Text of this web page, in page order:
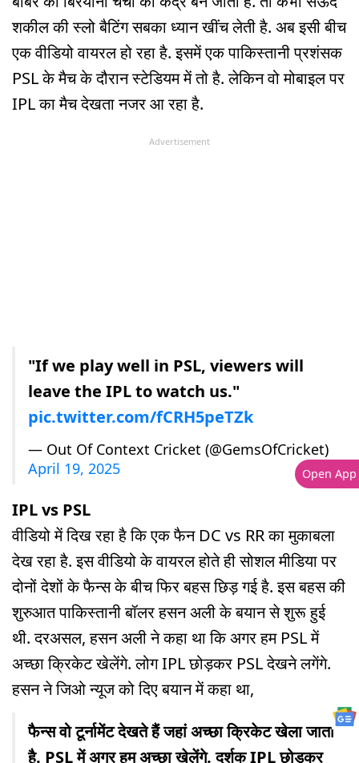
शकील की स्लो बैटिंग सबका ध्यान खींच लेती है. अब इसी बीच
एक वीड‍ियो वायरल हो रहा है. इसमें एक पाकिस्तानी प्रशंसक
PSL के मैच के दौरान स्टेड‍ियम में तो है. लेक‍िन वो मोबाइल पर
IPL का मैच देखता नजर आ रहा है.
Advertisement
"If we play well in PSL, viewers will
leave the IPL to watch us."
pic.twitter.com/fCRH5peTZk
— Out Of Context Cricket (@GemsOfCricket)
April 19, 2025
IPL vs PSL
वीडियो में दिख रहा है क‍ि एक फैन DC vs RR का मुकाबला
देख रहा है. इस वीड‍ियो के वायरल होते ही सोशल मीड‍िया पर
दोनों देशों के फैन्स के बीच फि‍र बहस छिड़ गई है. इस बहस की
शुरुआत पाकिस्तानी बॉलर हसन अली के बयान से शुरू हुई
थी. दरअसल, हसन अली ने कहा था कि अगर हम PSL में
अच्छा क्र‍िकेट खेलेंगे. लोग IPL छोड़कर PSL देखने लगेंगे.
हसन ने जिओ न्यूज को दिए बयान में कहा था,
फैन्स वो टूर्नामेंट देखते हैं जहां अच्छा क्रि‍केट खेला जाता
है. PSL में अगर हम अच्छा खेलेंगे. दर्शक IPL छोड़कर
Open App